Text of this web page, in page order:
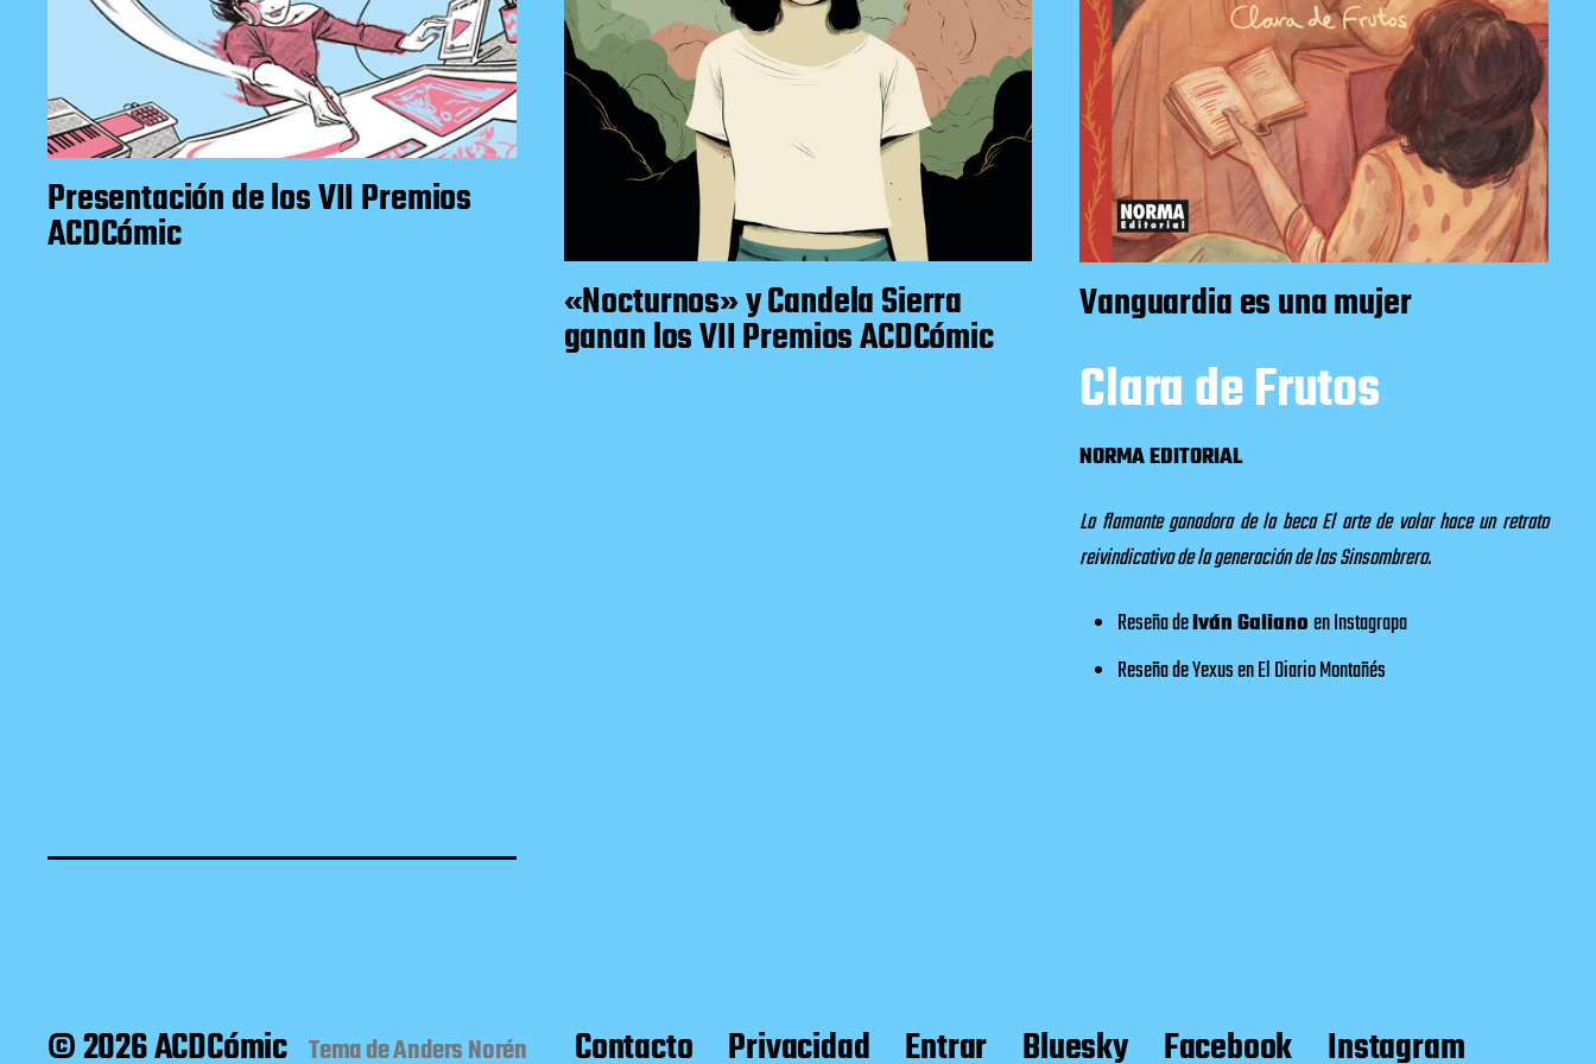
Presentación de los VII Premios
ACDCómic
«Nocturnos» y Candela Sierra
ganan los VII Premios ACDCómic
Vanguardia es una mujer
Clara de Frutos
NORMA EDITORIAL
La flamante ganadora de la beca El arte de volar hace un retrato
reivindicativo de la generación de las Sinsombrero.
Reseña deIván GalianoenInstagrapa
Reseña de Yexus enEl Diario Montañés
© 2026 ACDCómic Tema deAnders Norén Contacto Privacidad Entrar Bluesky Facebook Instagram